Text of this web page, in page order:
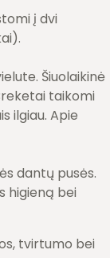
į dvi
Šiuolaikinė
taikomi
ilgiau. Apie
dantų pusės.
higieną bei
tvirtumo bei